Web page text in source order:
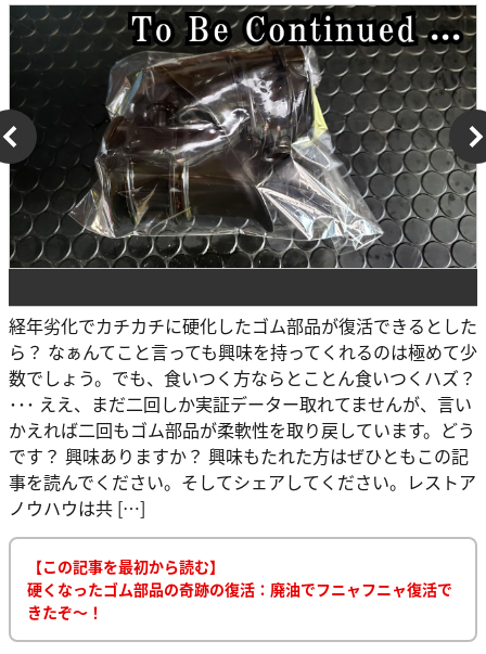
経年劣化でカチカチに硬化したゴム部品が復活できるとした
ら？ なぁんてこと言っても興味を持ってくれるのは極めて少
数でしょう。でも、食いつく方ならとことん食いつくハズ？
･･･ ええ、まだ二回しか実証データー取れてませんが、言い
かえれば二回もゴム部品が柔軟性を取り戻しています。どう
です？ 興味ありますか？ 興味もたれた方はぜひともこの記
事を読んでください。そしてシェアしてください。レストア
ノウハウは共 […]
【この記事を最初から読む】
硬くなったゴム部品の奇跡の復活：廃油でフニャフニャ復活で
きたぞ～！